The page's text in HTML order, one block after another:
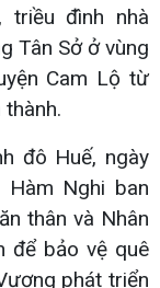
triều đình nhà
Tân Sở ở vùng
Cam Lộ từ
đô Huế, ngày
Nghi ban
thân và Nhân
để bảo vệ quê
phát triển